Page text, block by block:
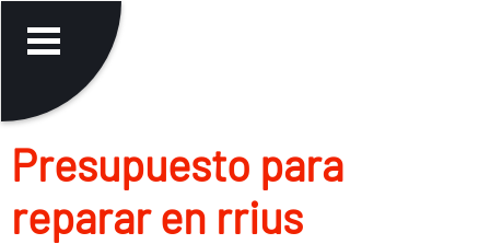
Presupuesto para
reparar en rrius